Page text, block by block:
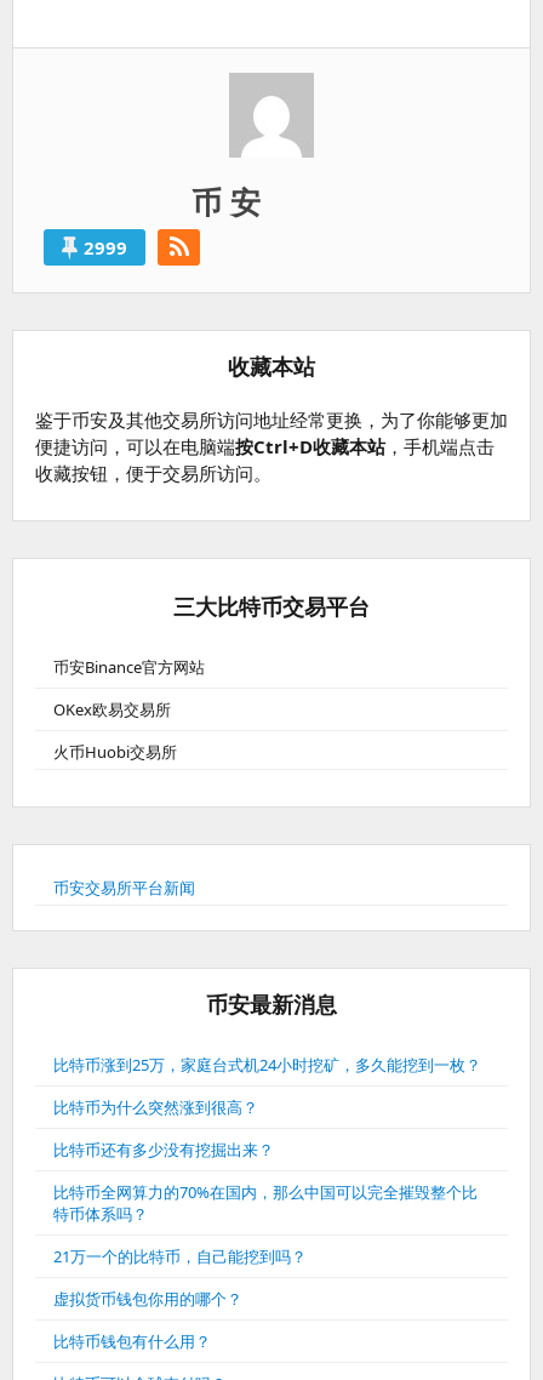
币 安
2999
收藏本站
鉴于币安及其他交易所访问地址经常更换，为了你能够更加
便捷访问，可以在电脑端按Ctrl+D收藏本站，手机端点击
收藏按钮，便于交易所访问。
三大比特币交易平台
币安Binance官方网站
OKex欧易交易所
火币Huobi交易所
币安交易所平台新闻
币安最新消息
比特币涨到25万，家庭台式机24小时挖矿，多久能挖到一枚？
比特币为什么突然涨到很高？
比特币还有多少没有挖掘出来？
比特币全网算力的70%在国内，那么中国可以完全摧毁整个比
特币体系吗？
21万一个的比特币，自己能挖到吗？
虚拟货币钱包你用的哪个？
比特币钱包有什么用？